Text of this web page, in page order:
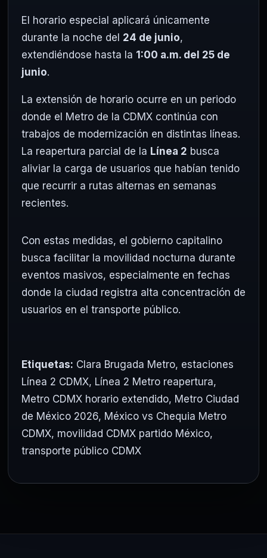
El horario especial aplicará únicamente
durante la noche del 24 de junio,
extendiéndose hasta la 1:00 a.m. del 25 de
junio.
La extensión de horario ocurre en un periodo
donde el Metro de la CDMX continúa con
trabajos de modernización en distintas líneas.
La reapertura parcial de la Línea 2 busca
aliviar la carga de usuarios que habían tenido
que recurrir a rutas alternas en semanas
recientes.
Con estas medidas, el gobierno capitalino
busca facilitar la movilidad nocturna durante
eventos masivos, especialmente en fechas
donde la ciudad registra alta concentración de
usuarios en el transporte público.
Etiquetas: Clara Brugada Metro, estaciones
Línea 2 CDMX, Línea 2 Metro reapertura,
Metro CDMX horario extendido, Metro Ciudad
de México 2026, México vs Chequia Metro
CDMX, movilidad CDMX partido México,
transporte público CDMX